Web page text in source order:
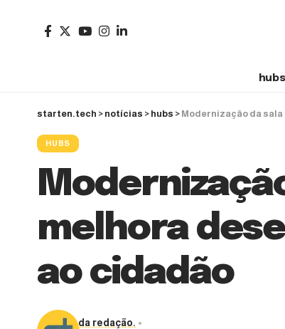
hubs
starten.tech > notícias > hubs > Modernização da
HUBS
melhora
ao cidadão
da redação.